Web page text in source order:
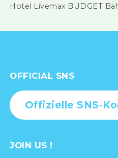
Hotel Livemax BUDGET
OFFICIAL SNS
Offizielle SNS-
JOIN US !